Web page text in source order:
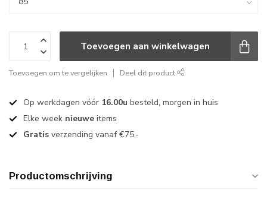
Toevoegen aan winkelwagen
Toevoegen om te vergelijken Deel dit product
Op werkdagen vóór 16.00u besteld, morgen in huis
Elke week nieuwe items
Gratis verzending vanaf €75,-
Productomschrijving